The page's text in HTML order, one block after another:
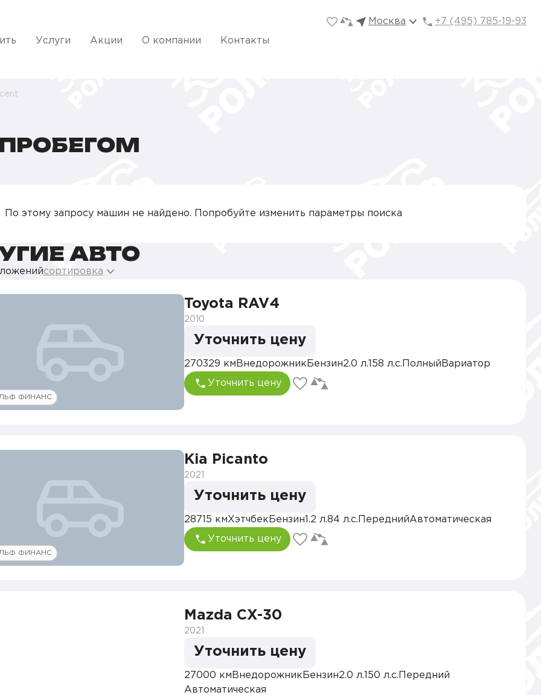
Москва +7 (495) 785-19-93
Услуги Акции О компании Контакты
ПРОБЕГОМ
По этому запросу машин не найдено. Попробуйте изменить параметры поиска
АВТО
сортировка
ФИНАНС
Toyota RAV4
2010
Уточнить цену
270329 км Внедорожник Бензин2.0 л. 158 л.с. Полный Вариатор
Уточнить цену
ФИНАНС
Kia Picanto
2021
Уточнить цену
28715 кмХэтчбек Бензин 1.2 л.84 л.с. ПереднийАвтоматическая
Уточнить цену
Mazda CX-30
2021
Уточнить цену
27000 км Внедорожник Бензин2.0 л. 150 л.с. Передний
Автоматическая